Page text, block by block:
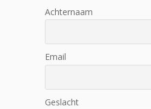
Achternaam
Email
Geslacht